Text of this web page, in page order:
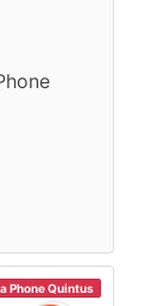
Phone Quintus